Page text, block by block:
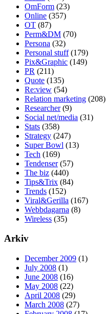
OmForm (23)
Online (357)
OT (87)
Perm&DM (70)
Persona (32)
Personal stuff(179)
Pix&Graphic (149)
PR (211)
Quote (135)
Re:view (54)
Relation marketing (208)
Researcher(9)
Social net/media (31)
Stats (358)
Strategy (247)
Super Bowl (13)
Tech (169)
Tendenser(57)
The biz (440)
Tips&Trix (84)
Trends (152)
Viral&Gerilla (167)
Webbdagarna (8)
Wireless (35)
Arkiv
December 2009 (1)
July 2008 (1)
June 2008 (16)
May 2008 (22)
April 2008 (29)
March 2008 (27)